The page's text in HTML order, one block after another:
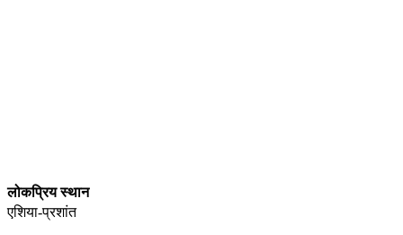
लोकप्रिय स्थान​​
एशिया-प्रशांत​​